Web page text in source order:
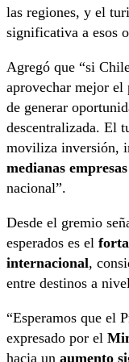
las regiones, y el
significativa a esos
Agregó que “si
aprovechar mejor el
de generar
descentralizada. El
moviliza inversión,
medianas empresas
nacional”.
Desde el gremio
esperados es el
internacional,
entre destinos a
“Esperamos que el
expresado por el
hacia un aumento